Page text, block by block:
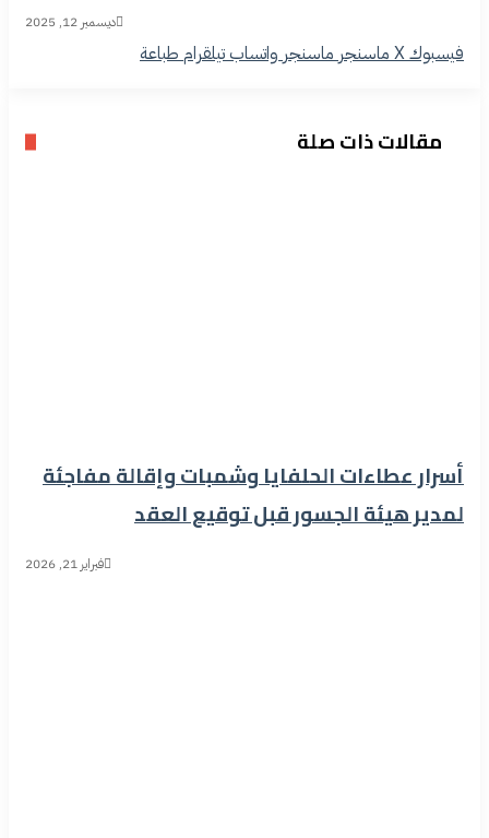
ديسمبر 12, 2025
فيسبوك‫Xماسنجر ماسنجر واتسابتيلقرامطباعة
مقالات ذات صلة
أسرار عطاءات الحلفايا وشمبات وإقالة مفاجئة
لمدير هيئة الجسور قبل توقيع العقد
فبراير 21, 2026